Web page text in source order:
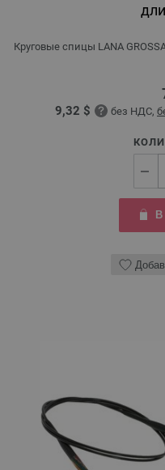
Круговые спицы LANA
9,32 $ без НДС,